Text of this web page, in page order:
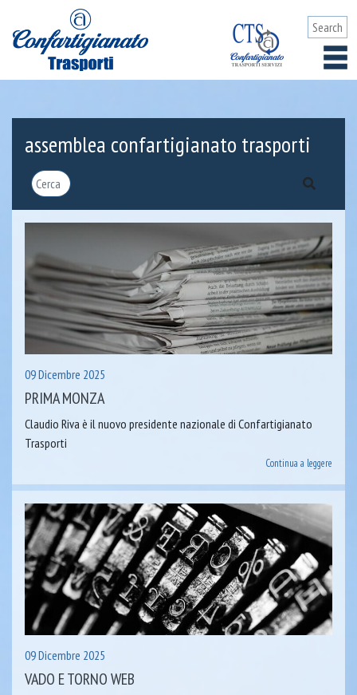
assemblea confartigianato trasporti
09 Dicembre 2025
PRIMA MONZA
Claudio Riva è il nuovo presidente nazionale di Confartigianato
Trasporti
Continua a leggere
09 Dicembre 2025
VADO E TORNO WEB